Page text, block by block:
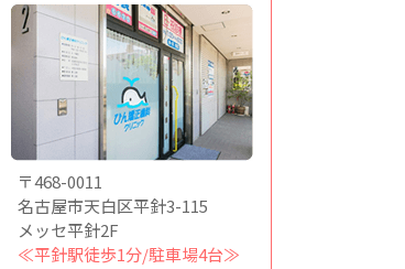
〒468-0011
名古屋市天白区平針3-115
メッセ平針2F
≪平針駅徒歩1分/駐車場4台≫